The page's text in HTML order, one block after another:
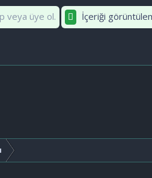
veya üye ol. İçeriği